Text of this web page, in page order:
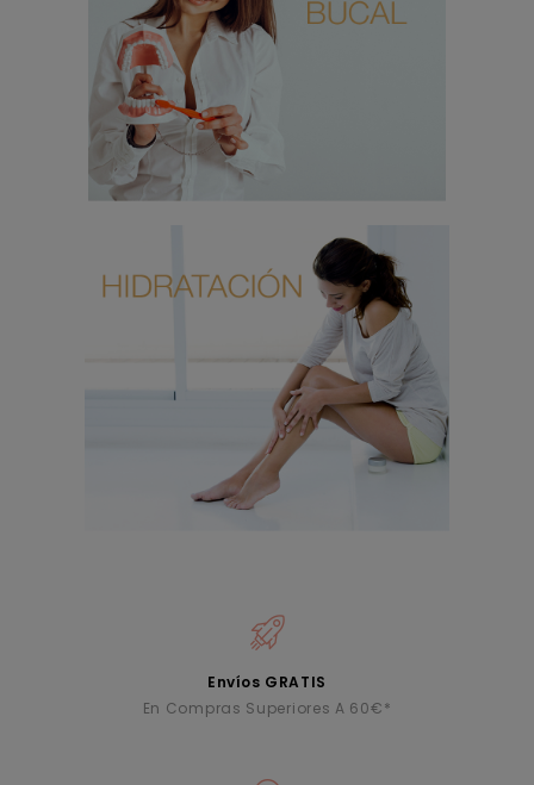
Envíos GRATIS
En Compras Superiores A 60€*